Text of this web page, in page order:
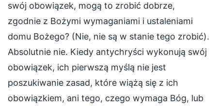
swój obowiązek, mogą to zrobić dobrze,
zgodnie z Bożymi wymaganiami i ustaleniami
domu Bożego? (Nie, nie są w stanie tego zrobić).
Absolutnie nie. Kiedy antychryści wykonują swój
obowiązek, ich pierwszą myślą nie jest
poszukiwanie zasad, które wiążą się z ich
obowiązkiem, ani tego, czego wymaga Bóg, lub